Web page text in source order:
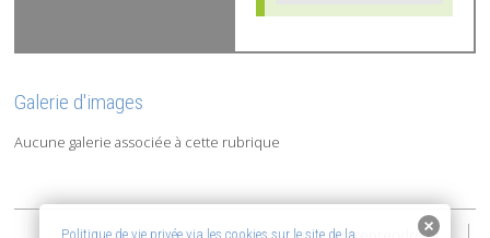
Galerie d'images
Aucune galerie associée à cette rubrique
Politique de vie privée via les cookies sur le site de la